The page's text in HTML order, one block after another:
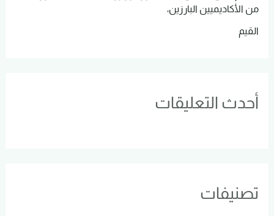
من الأكاديميين البارزين،
القيم
أحدث التعليقات
تصنيفات